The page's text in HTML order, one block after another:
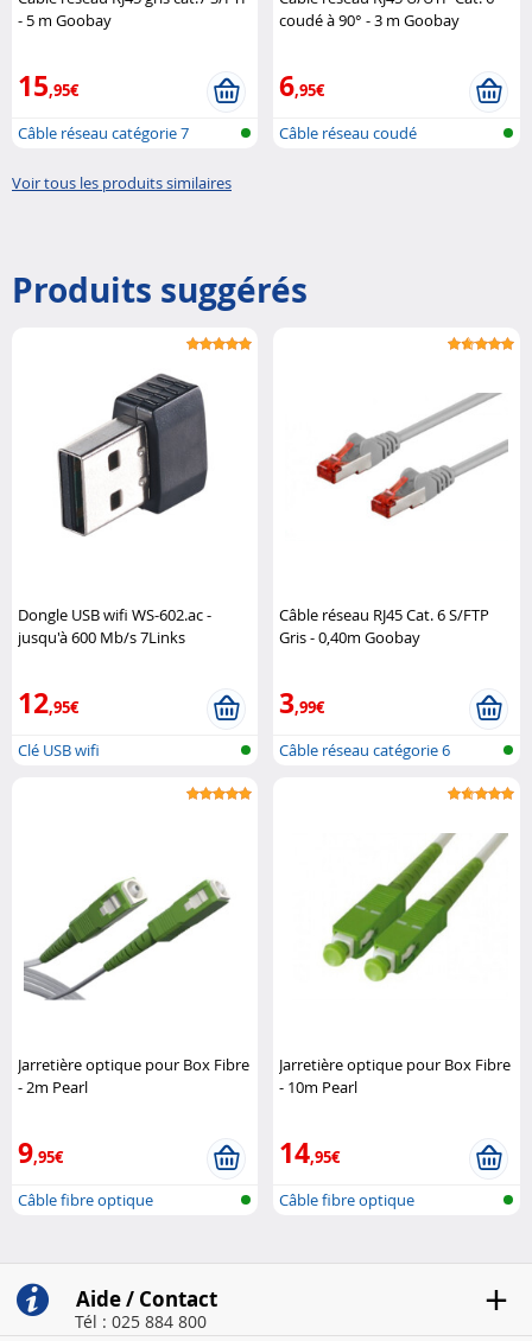
- 5 m Goobay
15,95€
Câble réseau catégorie 7
coudé à 90° - 3 m Goobay
6,95€
Câble réseau coudé
Voir tous les produits similaires
Produits suggérés
Dongle USB wifi WS-602.ac -
jusqu'à 600 Mb/s 7Links
12,95€
Clé USB wifi
Câble réseau RJ45 Cat. 6 S/FTP
Gris - 0,40m Goobay
3,99€
Câble réseau catégorie 6
Jarretière optique pour Box Fibre
- 2m Pearl
9,95€
Câble fibre optique
Jarretière optique pour Box Fibre
- 10m Pearl
14,95€
Câble fibre optique
Aide / Contact
Tél : 025 884 800